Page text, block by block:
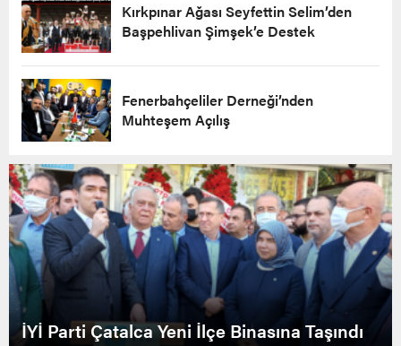
Kırkpınar Ağası Seyfettin Selim’den
Başpehlivan Şimşek’e Destek
Fenerbahçeliler Derneği’nden
Muhteşem Açılış
İYİ Parti Çatalca Yeni İlçe Binasına Taşındı